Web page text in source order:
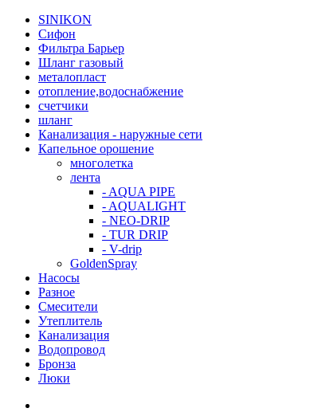
SINIKON
Сифон
Фильтра Барьер
Шланг газовый
металопласт
отопление,водоснабжение
счетчики
шланг
Канализация - наружные сети
Капельное орошение
многолетка
лента
- AQUA PIPE
- AQUALIGHT
- NEO-DRIP
- TUR DRIP
- V-drip
GoldenSpray
Насосы
Разное
Смесители
Утеплитель
Канализация
Водопровод
Бронза
Люки